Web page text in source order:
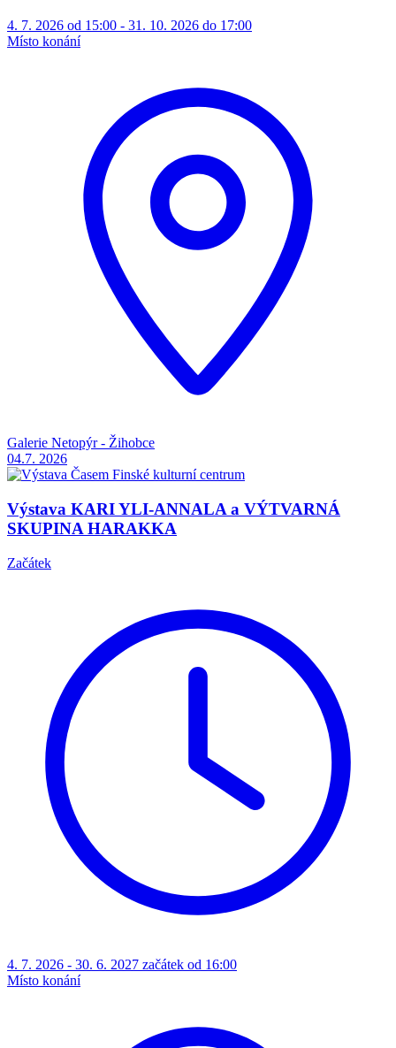
4. 7. 2026 od 15:00 - 31. 10. 2026 do 17:00
Místo konání
Galerie Netopýr - Žihobce
04.7. 2026
Výstava KARI YLI-ANNALA a VÝTVARNÁ
SKUPINA HARAKKA
Začátek
4. 7. 2026 - 30. 6. 2027 začátek od 16:00
Místo konání